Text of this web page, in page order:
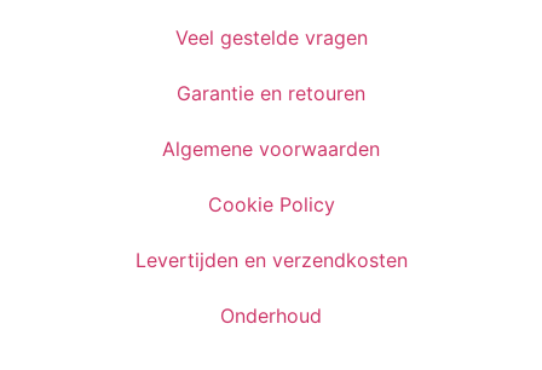
Veel gestelde vragen
Garantie en retouren
Algemene voorwaarden
Cookie Policy
Levertijden en verzendkosten
Onderhoud